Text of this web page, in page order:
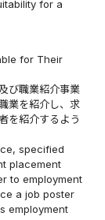
for a
for Their
び職業紹介事業
業を紹介し、求
を紹介するよう
specified
placement
to employment
a job poster
employment